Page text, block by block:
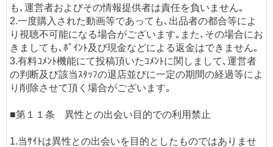
も､運営者およびその情報提供者は責任を負いません｡
2.一度購入された動画等であっても､出品者の都合等によ
り視聴不可能になる場合がございます｡また､その場合にお
きましても､ﾎﾟｲﾝﾄ及び現金などによる返金はできません｡
3.有料ｺﾒﾝﾄ機能にて投稿頂いたｺﾒﾝﾄに関しまして､運営者
の判断及び該当ｽﾀｯﾌの退店並びに一定の期間の経過等によ
り削除させて頂く場合がございます｡
■第１１条 異性との出会い目的での利用禁止
1.当ｻｲﾄは異性との出会いを目的としたものではありませ